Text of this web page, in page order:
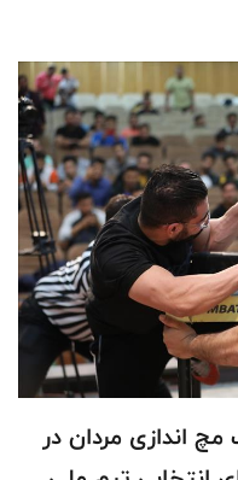
اندازی مردان در